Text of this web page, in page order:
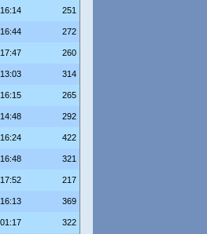
251
272
260
314
265
292
422
321
217
369
322